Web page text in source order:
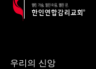
우리의 신앙